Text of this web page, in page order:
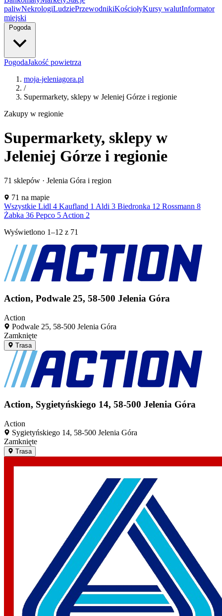
paliwNekrologiLudziePrzewodnikiKościołyKursy walutInformator
miejski
Pogoda
PogodaJakość powietrza
moja-jeleniagora.pl
/
Supermarkety, sklepy w Jeleniej Górze i regionie
Zakupy w regionie
Supermarkety, sklepy w
Jeleniej Górze i regionie
71 sklepów · Jelenia Góra i region
ŻAB
BIE
+
−
71 na mapie
Wszystkie Lidl 4 Kaufland 1 Aldi 3 Biedronka 12 Rossmann 8
Żabka 36 Pepco 5 Action 2
Wyświetlono 1–12 z 71
Action, Podwale 25, 58-500 Jelenia Góra
Action
Podwale 25, 58-500 Jelenia Góra
Zamknięte
Trasa
Action, Sygietyńskiego 14, 58-500 Jelenia Góra
Action
Sygietyńskiego 14, 58-500 Jelenia Góra
Zamknięte
Trasa